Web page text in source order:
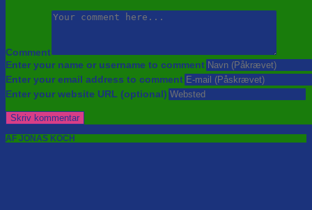
Comment
Enter your name or username to comment
Enter your email address to comment
Enter your website URL (optional)
AF JONAS KOCH